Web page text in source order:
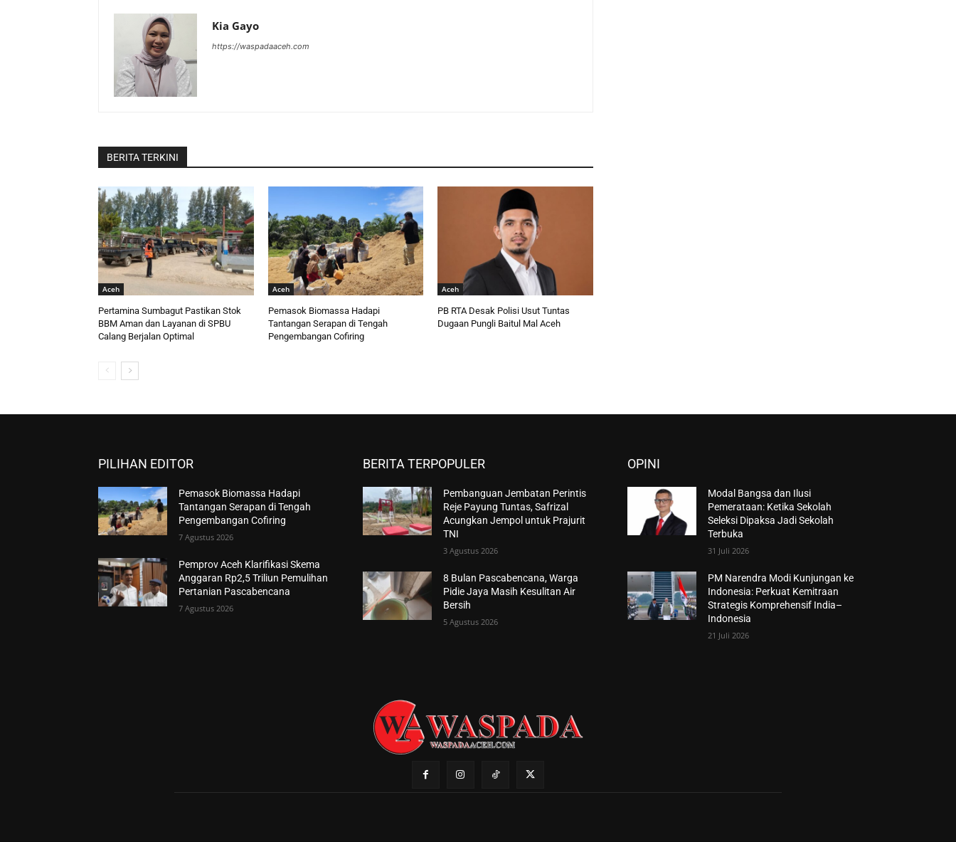
Kia Gayo
https://waspadaaceh.com
BERITA TERKINI
Aceh
Pertamina Sumbagut Pastikan Stok
BBM Aman dan Layanan di SPBU
Calang Berjalan Optimal
Aceh
Pemasok Biomassa Hadapi
Tantangan Serapan di Tengah
Pengembangan Cofiring
Aceh
PB RTA Desak Polisi Usut Tuntas
Dugaan Pungli Baitul Mal Aceh
PILIHAN EDITOR
Pemasok Biomassa Hadapi
Tantangan Serapan di Tengah
Pengembangan Cofiring
7 Agustus 2026
Pemprov Aceh Klarifikasi Skema
Anggaran Rp2,5 Triliun Pemulihan
Pertanian Pascabencana
7 Agustus 2026
BERITA TERPOPULER
Pembanguan Jembatan Perintis
Reje Payung Tuntas, Safrizal
Acungkan Jempol untuk Prajurit
TNI
3 Agustus 2026
8 Bulan Pascabencana, Warga
Pidie Jaya Masih Kesulitan Air
Bersih
5 Agustus 2026
OPINI
Modal Bangsa dan Ilusi
Pemerataan: Ketika Sekolah
Seleksi Dipaksa Jadi Sekolah
Terbuka
31 Juli 2026
PM Narendra Modi Kunjungan ke
Indonesia: Perkuat Kemitraan
Strategis Komprehensif India–
Indonesia
21 Juli 2026